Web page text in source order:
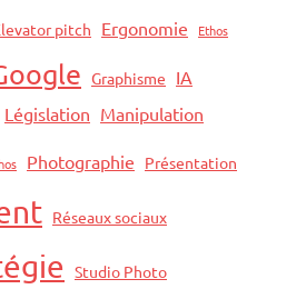
pitch Ergonomie Ethos
Graphisme IA
Législation Manipulation
Photographie Présentation
Réseaux sociaux
Studio Photo